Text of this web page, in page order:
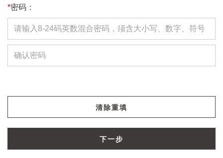
*密码：